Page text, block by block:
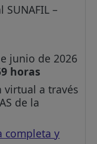
SUNAFIL –
junio de 2026
horas
virtual a través
de la
completa y